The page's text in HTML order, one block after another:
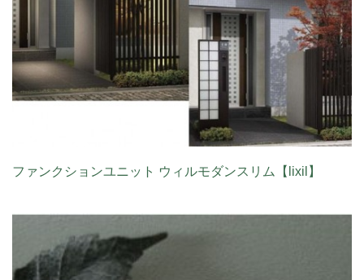
ファンクションユニット ウィルモダンスリム【lixil】